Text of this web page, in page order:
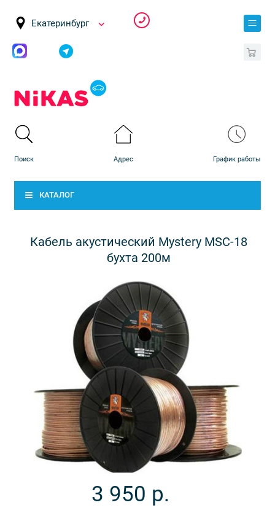
Екатеринбург
КАТАЛОГ
Кабель акустический Mystery MSC-18
бухта 200м
3 950 р.